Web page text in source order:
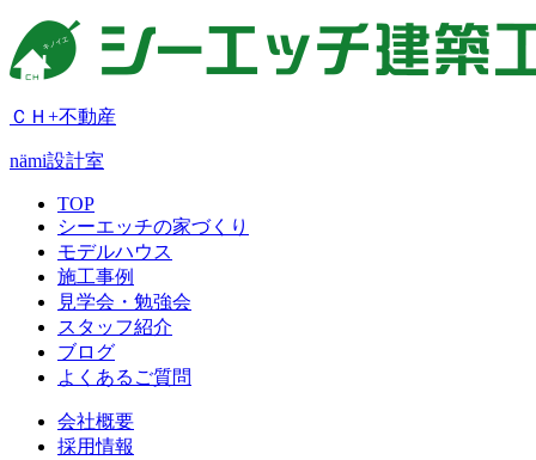
ＣＨ+不動産
nämi設計室
TOP
シーエッチの家づくり
モデルハウス
施工事例
見学会・勉強会
スタッフ紹介
ブログ
よくあるご質問
会社概要
採用情報